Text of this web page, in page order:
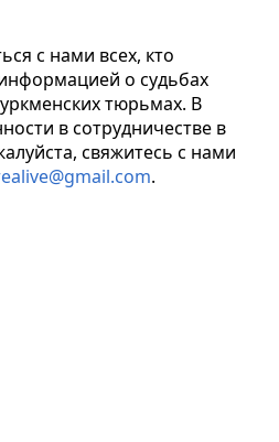
с нами всех, кто
о судьбах
тюрьмах. В
в сотрудничестве в
свяжитесь с нами
@gmail.com.